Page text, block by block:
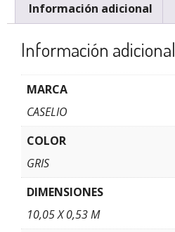
Información adicional
Información adicional
MARCA
CASELIO
COLOR
GRIS
DIMENSIONES
10,05 X 0,53 M